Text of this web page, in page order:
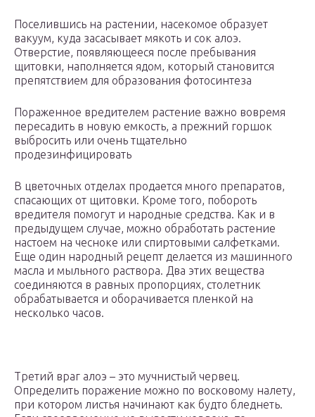
Поселившись на растении, насекомое образует
вакуум, куда засасывает мякоть и сок алоэ.
Отверстие, появляющееся после пребывания
щитовки, наполняется ядом, который становится
препятствием для образования фотосинтеза
Пораженное вредителем растение важно вовремя
пересадить в новую емкость, а прежний горшок
выбросить или очень тщательно
продезинфицировать
В цветочных отделах продается много препаратов,
спасающих от щитовки. Кроме того, побороть
вредителя помогут и народные средства. Как и в
предыдущем случае, можно обработать растение
настоем на чесноке или спиртовыми салфетками.
Еще один народный рецепт делается из машинного
масла и мыльного раствора. Два этих вещества
соединяются в равных пропорциях, столетник
обрабатывается и оборачивается пленкой на
несколько часов.
Третий враг алоэ – это мучнистый червец.
Определить поражение можно по восковому налету,
при котором листья начинают как будто бледнеть.